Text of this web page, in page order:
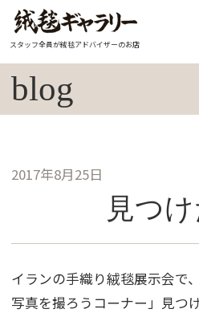
スタッフ全員が絨毯アドバイザーのお店
blog
2017年8月25日
見つ
イランの手織り絨毯展示会で
写真を撮ろうコーナー」見つ